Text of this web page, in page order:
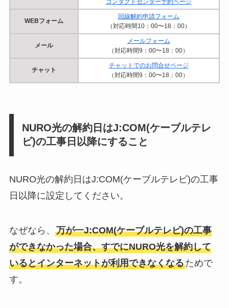
コンタクトセンター予約ページ
WEBフォーム
回線解約申請フォーム
（対応時間10：00〜18：00）
メール
メールフォーム
（対応時間9：00〜18：00）
チャット
チャットでのお問合せページ
（対応時間9：00〜18：00）
NURO光の解約日はJ:COM(ケーブルテレ
ビ)の工事日以降にすること
NURO光の解約日はJ:COM(ケーブルテレビ)の工事
日以降に設定してください。
なぜなら、 万が一J:COM(ケーブルテレビ)の工事
ができなかった場合、すでにNURO光を解約して
いるとインターネットが利用できなくなるためで
す。